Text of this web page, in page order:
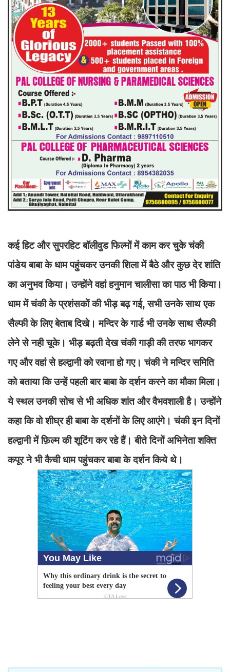
कई हिट और सुपरहिट बॉलीवुड फिल्मों में काम कर चुके चंकी
पांडेय बाबा के धाम पहुंचकर उनकी शिला में बैठे और कुछ देर शांति
का अनुभव किया। उन्होंने वहां हनुमान चालीसा का पाठ भी किया।
धाम में चंकी के प्रशंसकों की भीड़ बढ़ गई, सभी उनके साथ एक
सैल्फी के लिए बेताब दिखे। मन्दिर के गार्ड भी उनके साथ सैल्फी
लेने से नही चूके। भीड़ बढ़ती देख चंकी गाड़ी की तरफ भागकर
गए और वहां से हल्द्वानी को रवाना हो गए। चंकी ने मन्दिर समिति
को बताया कि उन्हें पहली बार बाबा के दर्शन करने का मौका मिला।
ये स्थल उनकी सोच से भी अधिक शांत और वैभवशाली है। उन्होंने
कहा कि वो शीघ्र ही बाबा के दर्शनों के लिए आएंगे। चंकी इन दिनों
हल्द्वानी में फ़िल्म की शूटिंग कर रहे हैं। बीते दिनों अभिनेता शक्ति
कपूर ने भी कैची धाम पहुंचकर बाबा के दर्शन किये थे।